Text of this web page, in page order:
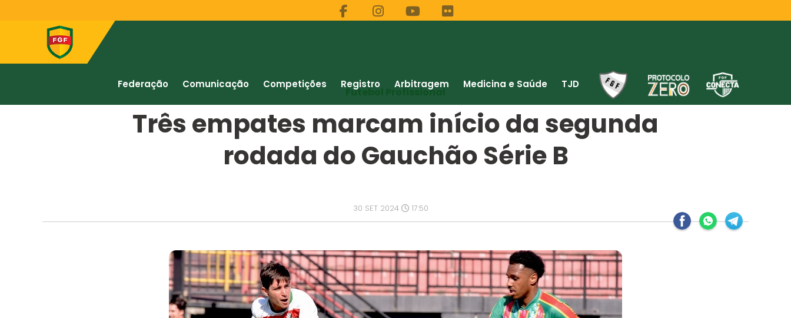
Federação Comunicação Competições Registro Arbitragem Medicina e Saúde TJD
Futebol Profissional
Três empates marcam início da segunda
rodada do Gauchão Série B
30 SET 2024 17:50